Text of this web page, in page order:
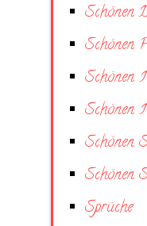
Schönen
Schönen
Schönen
Schönen
Schönen
Schönen
Sprüche